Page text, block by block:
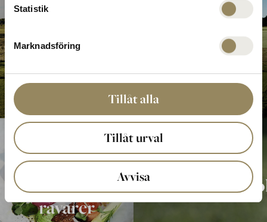
Statistik
Marknadsföring
Tillåt alla
Tillåt urval
Avvisa
Academy
Golf i
topklasse
Mad baseret
på sæsonens
råvarer